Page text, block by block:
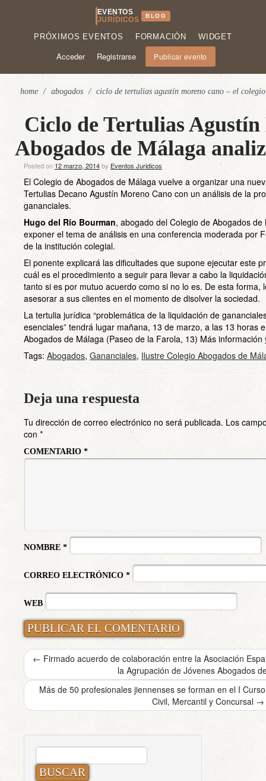
EVENTOS
JURÍDICOS
BLOG
PRÓXIMOS EVENTOS FORMACIÓN WIDGET
Acceder Registrarse Publicar evento
home / abogados / ciclo de tertulias agustín moreno cano – el
Ciclo de Tertulias
Abogados de Málaga
Posted on 12 marzo, 2014by Eventos Juridicos
El Colegio de Abogados de Málaga vuelve a organizar una
Tertulias Decano Agustín Moreno Cano con un análisis de la
gananciales.
Hugo del Río Bourman, abogado del Colegio de Abogados
exponer el tema de análisis en una conferencia moderada por
de la institución colegial.
El ponente explicará las dificultades que supone ejecutar este
cuál es el procedimiento a seguir para llevar a cabo la
tanto si es por mutuo acuerdo como si no lo es. De esta forma,
asesorar a sus clientes en el momento de disolver la sociedad.
La tertulia jurídica “problemática de la liquidación de
esenciales” tendrá lugar mañana, 13 de marzo, a las 13 horas
Abogados de Málaga (Paseo de la Farola, 13) Más información
Tags: Abogados, Gananciales, Ilustre Colegio Abogados de
Deja una respuesta
Tu dirección de correo electrónico no será publicada. Los
con *
COMENTARIO *
NOMBRE *
CORREO ELECTRÓNICO *
WEB
← Firmado acuerdo de colaboración entre la Asociación
la Agrupación de Jóvenes Abogados
Más de 50 profesionales jiennenses se forman en el I
Civil, Mercantil y Concursal →
BUSCAR: